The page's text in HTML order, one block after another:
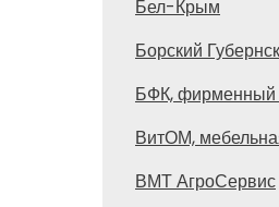
Бел-Крым
Борский
БФК, фирменный
ВитОМ,
ВМТ АгроСервис